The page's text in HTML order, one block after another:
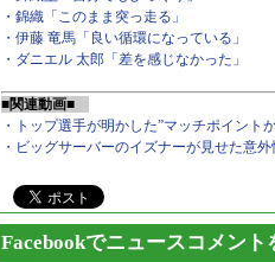
・錦織「このまま突っ走る」
・伊藤 竜馬「良い循環になっている」
・ダニエル 太郎「差を感じなかった」
■関連動画■
・トップ選手が明かした”マッチポイント
・ビッグサーバーのイズナーが見せた意外
Facebookでニュースコメント